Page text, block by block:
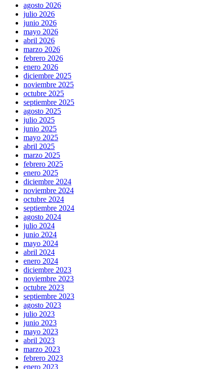
agosto 2026
julio 2026
junio 2026
mayo 2026
abril 2026
marzo 2026
febrero 2026
enero 2026
diciembre 2025
noviembre 2025
octubre 2025
septiembre 2025
agosto 2025
julio 2025
junio 2025
mayo 2025
abril 2025
marzo 2025
febrero 2025
enero 2025
diciembre 2024
noviembre 2024
octubre 2024
septiembre 2024
agosto 2024
julio 2024
junio 2024
mayo 2024
abril 2024
enero 2024
diciembre 2023
noviembre 2023
octubre 2023
septiembre 2023
agosto 2023
julio 2023
junio 2023
mayo 2023
abril 2023
marzo 2023
febrero 2023
enero 2023